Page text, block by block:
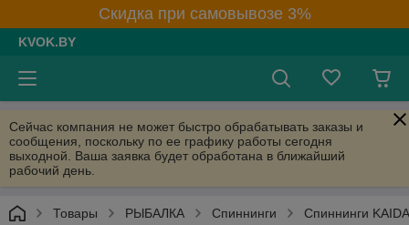
Скидка при самовывозе 3%
KVOK.BY
Сейчас компания не может быстро обрабатывать заказы и
сообщения, поскольку по ее графику работы сегодня
выходной. Ваша заявка будет обработана в ближайший
рабочий день.
Товары РЫБАЛКА Спиннинги Спиннинги KAIDA